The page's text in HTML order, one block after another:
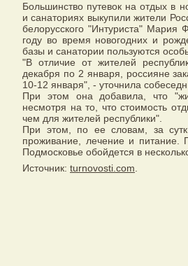
Большинство путевок на отдых в
и санаториях выкупили жители
белорусского "Интуриста" Мария
году во время новогодних и
базы и санатории пользуются
"В отличие от жителей
декабря по 2 января, россияне
10-12 января", - уточнила
При этом она добавила, что
несмотря на то, что стоимость
чем для жителей республики".
При этом, по ее словам, за
проживание, лечение и питание.
Подмосковье обойдется в
Источник: turnovosti.com